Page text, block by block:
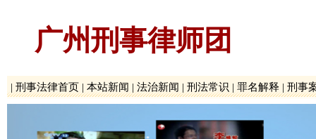
广州刑事律师团
| 刑事法律首页 | 本站新闻 | 法治新闻 | 刑法常识 | 罪名解释 | 刑事